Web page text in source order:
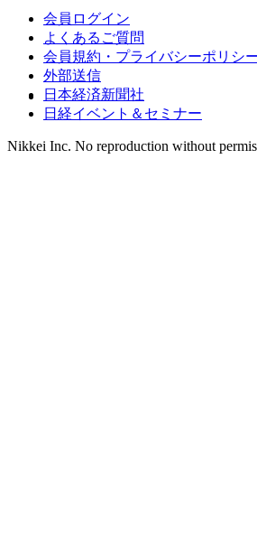
会員ログイン
よくあるご質問
会員規約・プライバシーポリシ
外部送信
日本経済新聞社
日経イベント＆セミナー
Nikkei Inc. No reproduction without